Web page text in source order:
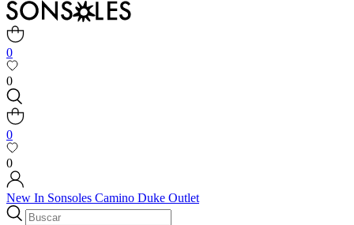
0
0
0
0
New In Sonsoles Camino Duke Outlet